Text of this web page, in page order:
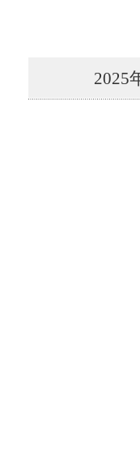
2025